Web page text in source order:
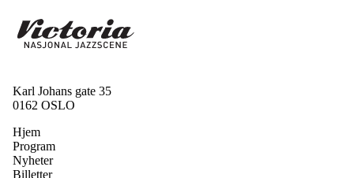
Karl Johans gate 35
0162 OSLO
Hjem
Program
Nyheter
Billetter